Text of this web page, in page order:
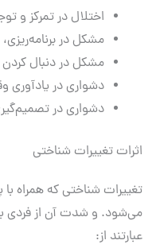
اختلال در تمرکز و
مشکل در
مشکل در دنبال
دشواری در یادآوری
دشواری در
اثرات تغییرات شناختی
تغییرات شناختی که همراه
می‌شود. و شدت آن از فردی
عبارتند از: